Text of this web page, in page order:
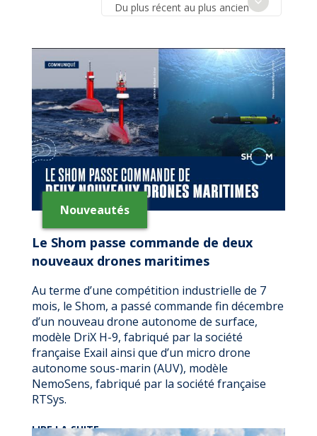
Du plus récent au plus ancien
Nouveautés
Le Shom passe commande de deux
nouveaux drones maritimes
Au terme d’une compétition industrielle de 7
mois, le Shom, a passé commande fin décembre
d’un nouveau drone autonome de surface,
modèle DriX H-9, fabriqué par la société
française Exail ainsi que d’un micro drone
autonome sous-marin (AUV), modèle
NemoSens, fabriqué par la société française
RTSys.
LIRE LA SUITEDE